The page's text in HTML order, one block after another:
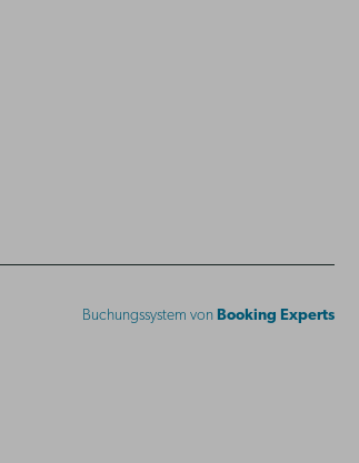
Buchungssystem von Booking Experts